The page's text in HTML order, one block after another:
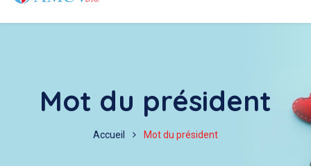
Mot du président
Accueil Mot du président